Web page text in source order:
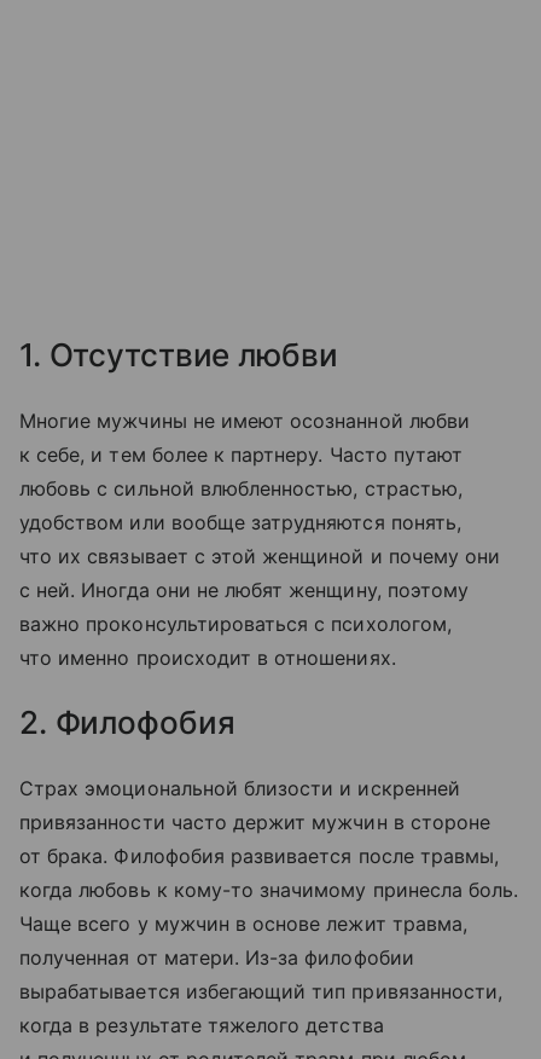
1. Отсутствие любви
Многие мужчины не имеют осознанной любви
к себе, и тем более к партнеру. Часто путают
любовь с сильной влюбленностью, страстью,
удобством или вообще затрудняются понять,
что их связывает с этой женщиной и почему они
с ней. Иногда они не любят женщину, поэтому
важно проконсультироваться с психологом,
что именно происходит в отношениях.
2. Филофобия
Страх эмоциональной близости и искренней
привязанности часто держит мужчин в стороне
от брака. Филофобия развивается после травмы,
когда любовь к кому-то значимому принесла боль.
Чаще всего у мужчин в основе лежит травма,
полученная от матери. Из-за филофобии
вырабатывается избегающий тип привязанности,
когда в результате тяжелого детства